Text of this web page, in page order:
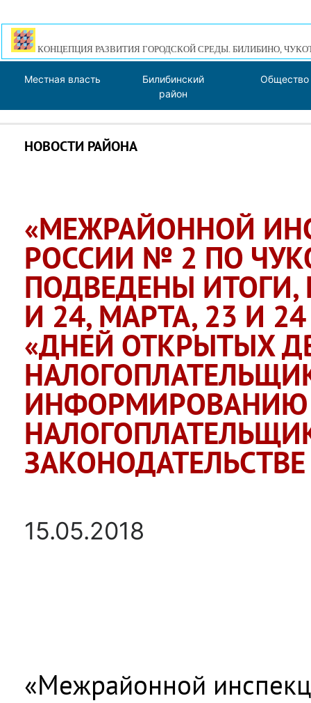
КОНЦЕПЦИЯ РАЗВИТИЯ ГОРОДСКОЙ СРЕДЫ. БИЛИБИНО,
Местная власть
Билибинский
район
Общество
НОВОСТИ РАЙОНА
«МЕЖРАЙОННОЙ
РОССИИ № 2 ПО
ПОДВЕДЕНЫ ИТОГИ,
И 24, МАРТА, 23 И
«ДНЕЙ ОТКРЫТЫХ
ИНФОРМИРОВАНИЮ
15.05.2018
«Межрайонной